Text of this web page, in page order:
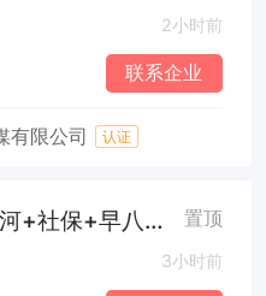
2小时前
联系企业
有限公司 认证
移动营业厅值班长（条河+社保+早八晚六） 置顶
3小时前